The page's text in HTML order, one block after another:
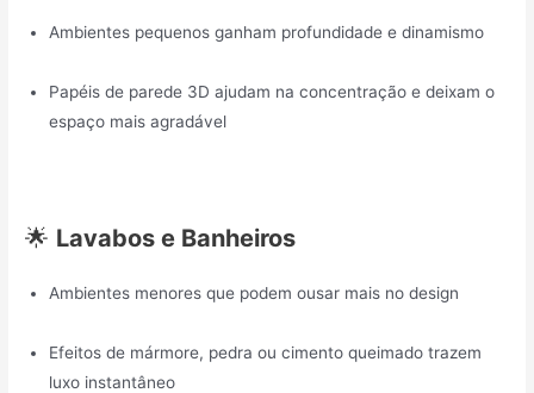
Ambientes pequenos ganham profundidade e dinamismo
Papéis de parede 3D ajudam na concentração e deixam o
espaço mais agradável
🌟 Lavabos e Banheiros
Ambientes menores que podem ousar mais no design
Efeitos de mármore, pedra ou cimento queimado trazem
luxo instantâneo